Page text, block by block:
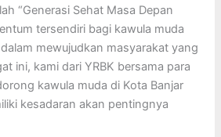
“Generasi Sehat Masa Depan
tersendiri bagi kawula muda
mewujudkan masyarakat yang
ini, kami dari YRBK bersama para
kawula muda di Kota Banjar
kesadaran akan pentingnya